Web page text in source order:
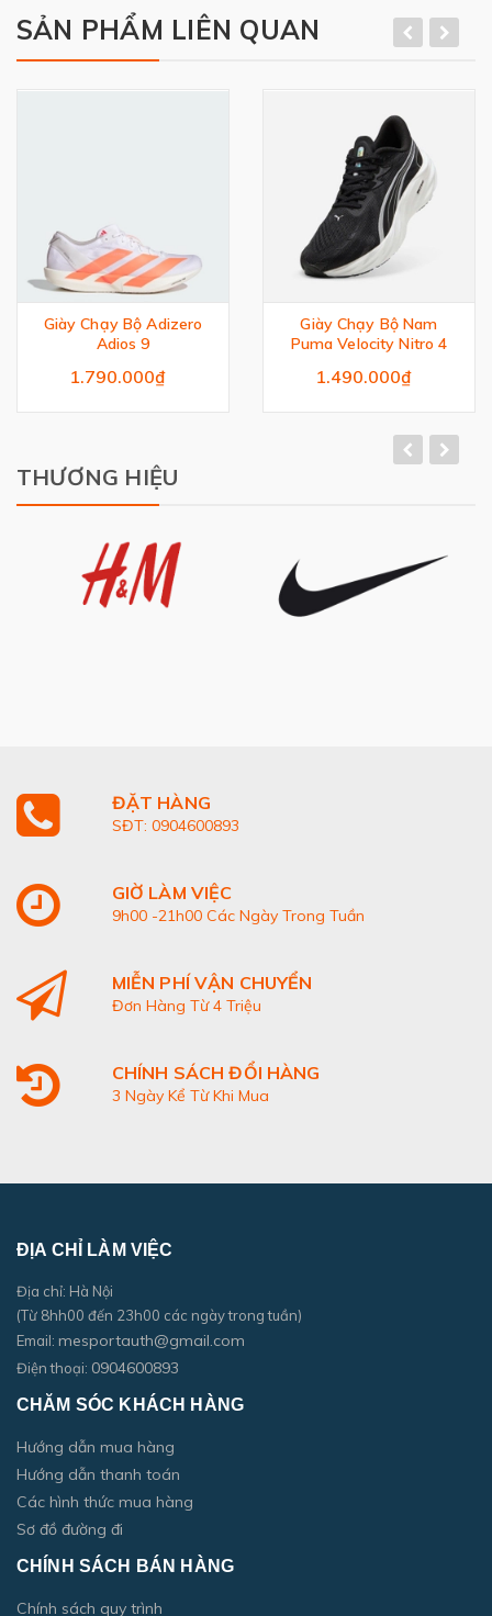
SẢN PHẨM LIÊN QUAN
Giày Chạy Bộ Adizero
Adios 9
1.790.000₫
Giày Chạy Bộ Nam
Puma Velocity Nitro 4
1.490.000₫
THƯƠNG HIỆU
ĐẶT HÀNG
SĐT: 0904600893
GIỜ LÀM VIỆC
9h00 -21h00 Các Ngày Trong Tuần
MIỄN PHÍ VẬN CHUYỂN
Đơn Hàng Từ 4 Triệu
CHÍNH SÁCH ĐỔI HÀNG
3 Ngày Kể Từ Khi Mua
ĐỊA CHỈ LÀM VIỆC
Địa chỉ: Hà Nội
(Từ 8hh00 đến 23h00 các ngày trong tuần)
Email: mesportauth@gmail.com
Điện thoại: 0904600893
CHĂM SÓC KHÁCH HÀNG
Hướng dẫn mua hàng
Hướng dẫn thanh toán
Các hình thức mua hàng
Sơ đồ đường đi
CHÍNH SÁCH BÁN HÀNG
Chính sách quy trình